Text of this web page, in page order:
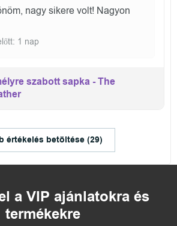
nagy sikere volt! Nagyon
1 nap
szabott sapka - The
értékelés betöltése (29)
a VIP ajánlatokra és
termékekre